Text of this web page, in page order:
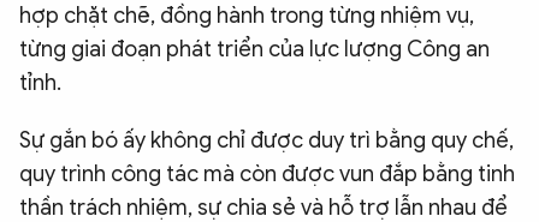
hợp chặt chẽ, đồng hành trong từng nhiệm vụ,
từng giai đoạn phát triển của lực lượng Công an
tỉnh.
Sự gắn bó ấy không chỉ được duy trì bằng quy chế,
quy trình công tác mà còn được vun đắp bằng tinh
thần trách nhiệm, sự chia sẻ và hỗ trợ lẫn nhau để